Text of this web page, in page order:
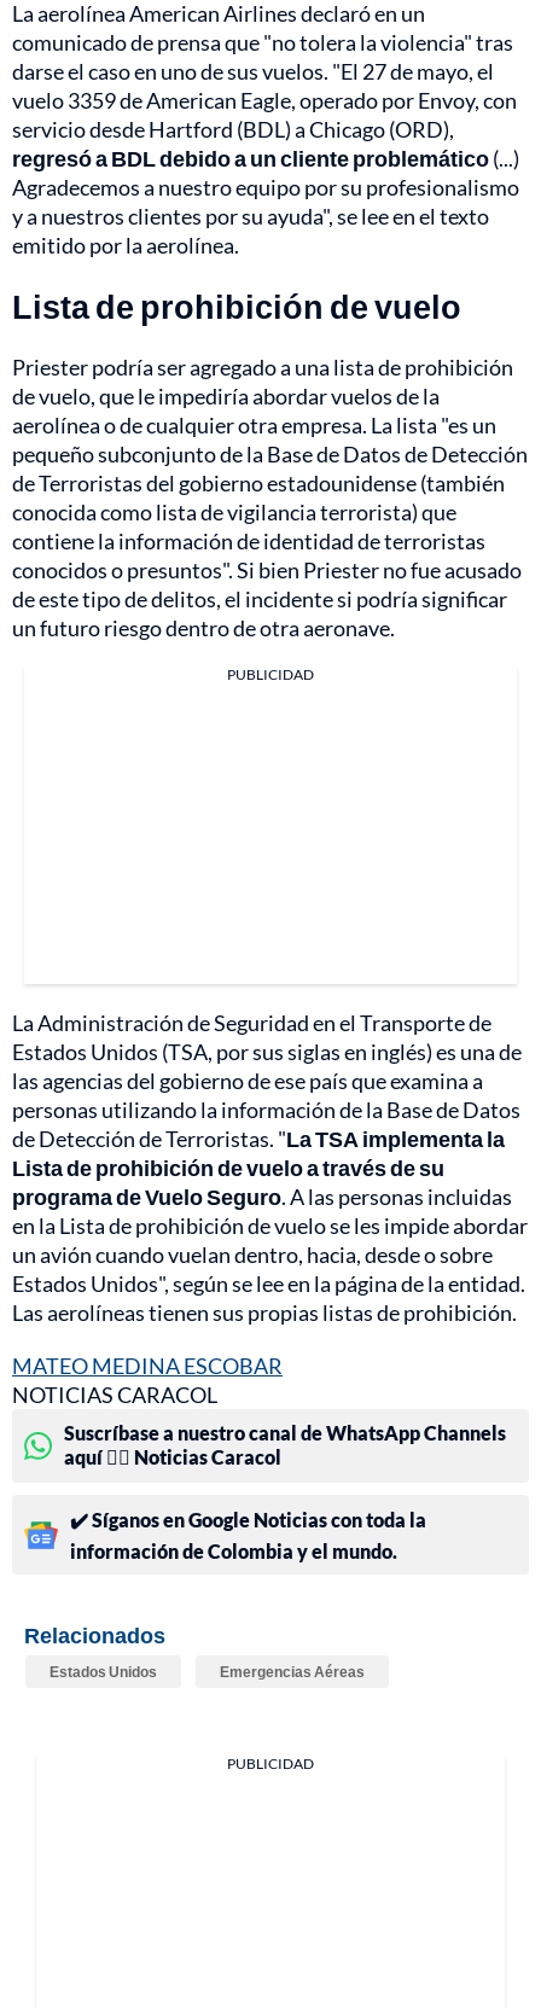
La aerolínea American Airlines declaró en un
comunicado de prensa que "no tolera la violencia" tras
darse el caso en uno de sus vuelos. "El 27 de mayo, el
vuelo 3359 de American Eagle, operado por Envoy, con
servicio desde Hartford (BDL) a Chicago (ORD),
regresó a BDL debido a un cliente problemático(...)
Agradecemos a nuestro equipo por su profesionalismo
y a nuestros clientes por su ayuda", se lee en el texto
emitido por la aerolínea.
Lista de prohibición de vuelo
Priester podría ser agregado a una lista de prohibición
de vuelo, que le impediría abordar vuelos de la
aerolínea o de cualquier otra empresa. La lista "es un
pequeño subconjunto de la Base de Datos de Detección
de Terroristas del gobierno estadounidense (también
conocida como lista de vigilancia terrorista) que
contiene la información de identidad de terroristas
conocidos o presuntos". Si bien Priester no fue acusado
de este tipo de delitos, el incidente si podría significar
un futuro riesgo dentro de otra aeronave.
PUBLICIDAD
La Administración de Seguridad en el Transporte de
Estados Unidos (TSA, por sus siglas en inglés) es una de
las agencias del gobierno de ese país que examina a
personas utilizando la información de la Base de Datos
de Detección de Terroristas. "La TSA implementa la
Lista de prohibición de vuelo a través de su
programa de Vuelo Seguro. A las personas incluidas
en la Lista de prohibición de vuelo se les impide abordar
un avión cuando vuelan dentro, hacia, desde o sobre
Estados Unidos", según se lee en la página de la entidad.
Las aerolíneas tienen sus propias listas de prohibición.
MATEO MEDINA ESCOBAR
NOTICIAS CARACOL
Suscríbase a nuestro canal de WhatsApp Channels
aquí 👉🏻 Noticias Caracol
✔️ Síganos en Google Noticias con toda la
información de Colombia y el mundo.
Relacionados
Estados Unidos Emergencias Aéreas
PUBLICIDAD